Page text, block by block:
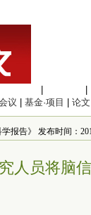
议 基金·项目 论文
报告》 发布时间：
人员将脑